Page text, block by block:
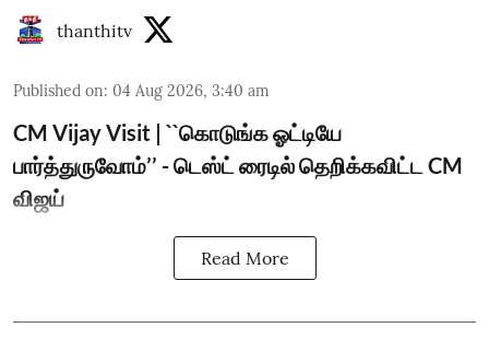
thanthitv
Published on: 04 Aug 2026, 3:40 am
CM Vijay Visit | ``கொடுங்க ஓட்டியே
பார்த்துருவோம்’’ - டெஸ்ட் ரைடில் தெறிக்கவிட்ட CM
விஜய்
Read More